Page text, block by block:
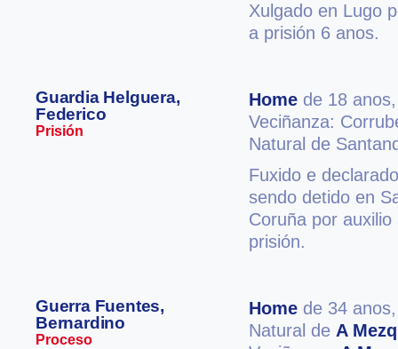
Xulgado en Lugo
a prisión 6 anos.
Guardia Helguera,
Federico
Prisión
Home de 18
Veciñanza:
Natural de
Fuxido e
sendo detido en
Coruña por
prisión.
Guerra Fuentes,
Bernardino
Proceso
Home de 34
Natural de A